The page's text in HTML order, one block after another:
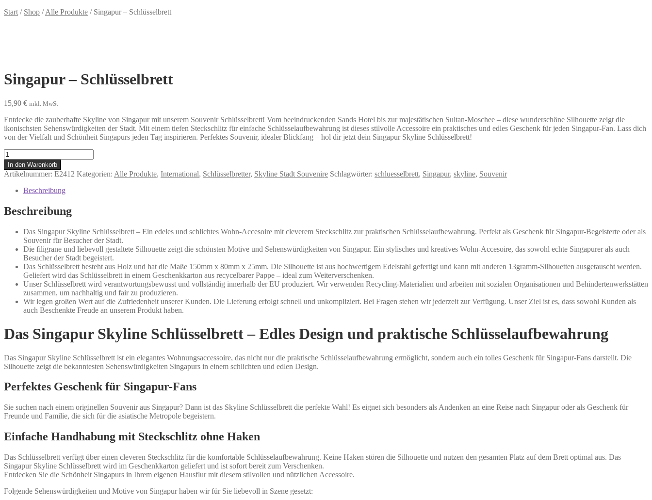
Start / Shop /Alle Produkte / Singapur – Schlüsselbrett
Singapur – Schlüsselbrett
15,90 € inkl. MwSt
Entdecke die zauberhafte Skyline von Singapur mit unserem Souvenir Schlüsselbrett! Vom beeindruckenden Sands Hotel bis zur majestätischen Sultan-Moschee – diese wunderschöne Silhouette zeigt die
ikonischsten Sehenswürdigkeiten der Stadt. Mit einem tiefen Steckschlitz für einfache Schlüsselaufbewahrung ist dieses stilvolle Accessoire ein praktisches und edles Geschenk für jeden Singapur-Fan. Lass dich
von der Vielfalt und Schönheit Singapurs jeden Tag inspirieren. Perfektes Souvenir, idealer Blickfang – hol dir jetzt dein Singapur Skyline Schlüsselbrett!
Singapur
-
Schlüsselbrett
Menge
In den Warenkorb
Artikelnummer: E2412 Kategorien: Alle Produkte, International, Schlüsselbretter, Skyline Stadt Souvenire Schlagwörter: schluesselbrett, Singapur, skyline, Souvenir
Beschreibung
Beschreibung
Das Singapur Skyline Schlüsselbrett – Ein edeles und schlichtes Wohn-Accesoire mit cleverem Steckschlitz zur praktischen Schlüsselaufbewahrung. Perfekt als Geschenk für Singapur-Begeisterte oder als
Souvenir für Besucher der Stadt.
Die filigrane und liebevoll gestaltete Silhouette zeigt die schönsten Motive und Sehenswürdigkeiten von Singapur. Ein stylisches und kreatives Wohn-Accesoire, das sowohl echte Singapurer als auch
Besucher der Stadt begeistert.
Das Schlüsselbrett besteht aus Holz und hat die Maße 150mm x 80mm x 25mm. Die Silhouette ist aus hochwertigem Edelstahl gefertigt und kann mit anderen 13gramm-Silhouetten ausgetauscht werden.
Geliefert wird das Schlüsselbrett in einem Geschenkkarton aus recycelbarer Pappe – ideal zum Weiterverschenken.
Unser Schlüsselbrett wird verantwortungsbewusst und vollständig innerhalb der EU produziert. Wir verwenden Recycling-Materialien und arbeiten mit sozialen Organisationen und Behindertenwerkstätten
zusammen, um nachhaltig und fair zu produzieren.
Wir legen großen Wert auf die Zufriedenheit unserer Kunden. Die Lieferung erfolgt schnell und unkompliziert. Bei Fragen stehen wir jederzeit zur Verfügung. Unser Ziel ist es, dass sowohl Kunden als
auch Beschenkte Freude an unserem Produkt haben.
Das Singapur Skyline Schlüsselbrett – Edles Design und praktische Schlüsselaufbewahrung
Das Singapur Skyline Schlüsselbrett ist ein elegantes Wohnungsaccessoire, das nicht nur die praktische Schlüsselaufbewahrung ermöglicht, sondern auch ein tolles Geschenk für Singapur-Fans darstellt. Die
Silhouette zeigt die bekanntesten Sehenswürdigkeiten Singapurs in einem schlichten und edlen Design.
Perfektes Geschenk für Singapur-Fans
Sie suchen nach einem originellen Souvenir aus Singapur? Dann ist das Skyline Schlüsselbrett die perfekte Wahl! Es eignet sich besonders als Andenken an eine Reise nach Singapur oder als Geschenk für
Freunde und Familie, die sich für die asiatische Metropole begeistern.
Einfache Handhabung mit Steckschlitz ohne Haken
Das Schlüsselbrett verfügt über einen cleveren Steckschlitz für die komfortable Schlüsselaufbewahrung. Keine Haken stören die Silhouette und nutzen den gesamten Platz auf dem Brett optimal aus. Das
Singapur Skyline Schlüsselbrett wird im Geschenkkarton geliefert und ist sofort bereit zum Verschenken.
Entdecken Sie die Schönheit Singapurs in Ihrem eigenen Hausflur mit diesem stilvollen und nützlichen Accessoire.
Folgende Sehenswürdigkeiten und Motive von Singapur haben wir für Sie liebevoll in Szene gesetzt: